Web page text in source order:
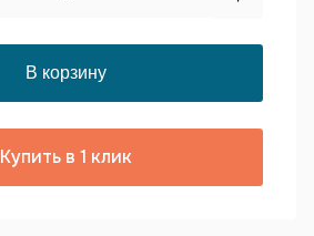
Купить в 1 клик